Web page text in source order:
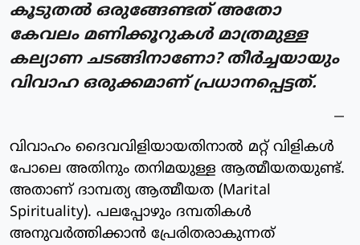
കൂടുതൽ ഒരുങ്ങേണ്ടത് അതോ
കേവലം മണിക്കൂറുകൾ മാത്രമുള്ള
കല്യാണ ചടങ്ങിനാണോ? തീർച്ചയായും
വിവാഹ ഒരുക്കമാണ് പ്രധാനപ്പെട്ടത്.
വിവാഹം ദൈവവിളിയായതിനാൽ മറ്റ് വിളികൾ
പോലെ അതിനും തനിമയുള്ള ആത്മീയതയുണ്ട്.
അതാണ് ദാമ്പത്യ ആത്മീയത (Marital
Spirituality). പലപ്പോഴും ദമ്പതികൾ
അനുവർത്തിക്കാൻ പ്രേരിതരാകുന്നത്